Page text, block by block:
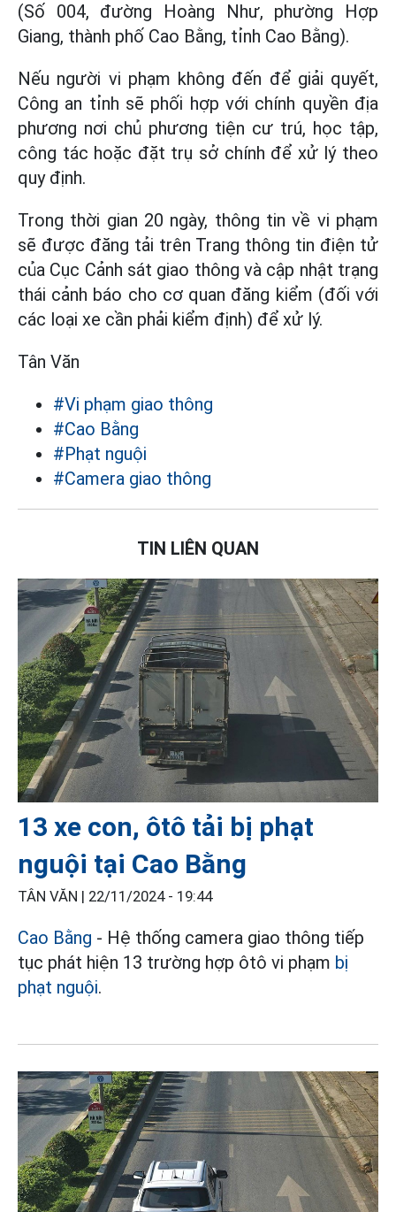
(Số 004, đường Hoàng Như, phường Hợp
Giang, thành phố Cao Bằng, tỉnh Cao Bằng).
Nếu người vi phạm không đến để giải quyết,
Công an tỉnh sẽ phối hợp với chính quyền địa
phương nơi chủ phương tiện cư trú, học tập,
công tác hoặc đặt trụ sở chính để xử lý theo
quy định.
Trong thời gian 20 ngày, thông tin về vi phạm
sẽ được đăng tải trên Trang thông tin điện tử
của Cục Cảnh sát giao thông và cập nhật trạng
thái cảnh báo cho cơ quan đăng kiểm (đối với
các loại xe cần phải kiểm định) để xử lý.
Tân Văn
#Vi phạm giao thông
#Cao Bằng
#Phạt nguội
#Camera giao thông
TIN LIÊN QUAN
13 xe con, ôtô tải bị phạt
nguội tại Cao Bằng
TÂN VĂN | 22/11/2024 - 19:44
Cao Bằng - Hệ thống camera giao thông tiếp
tục phát hiện 13 trường hợp ôtô vi phạm bị
phạt nguội.